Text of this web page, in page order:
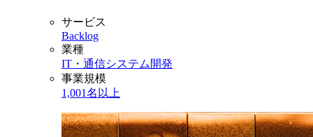
サービス
Backlog
業種
IT・通信システム開発
事業規模
1,001名以上